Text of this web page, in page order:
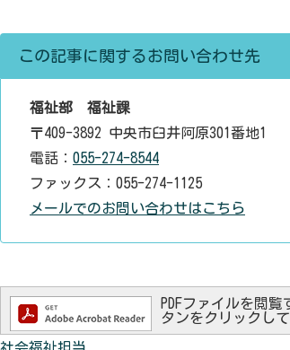
この記事に関するお問い合わせ先
福祉部 福祉課
〒409-3892 中央市臼井阿原301番地1
電話： 055-274-8544
ファックス：055-274-1125
メールでのお問い合わせはこちら
PDFファイルを閲
タンをクリックし